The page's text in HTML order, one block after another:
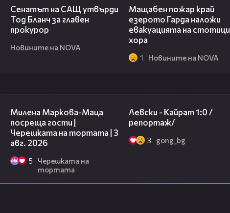
Сенатът на САЩ утвърди
Тод Бланч за главен
прокурор
Новините на NOVA
Мащабен пожар край
езерото Гарда наложи
евакуацията на стотици
хора
1 Новините на NOVA
Милена Маркова-Маца
посреща гости |
Черешката на тортата | 3
авг. 2026
5
Черешката на
тортата
Левски - Кайрат 1:0 /
репортаж/
3 gong_bg